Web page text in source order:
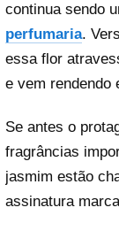
continua sendo
perfumaria.
essa flor
e vem rendendo
Se antes o
fragrâncias
jasmim estão
assinatura